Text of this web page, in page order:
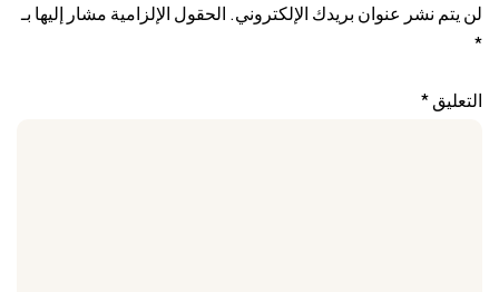
لن يتم نشر عنوان بريدك الإلكتروني.الحقول الإلزامية مشار إليها بـ
*
التعليق*